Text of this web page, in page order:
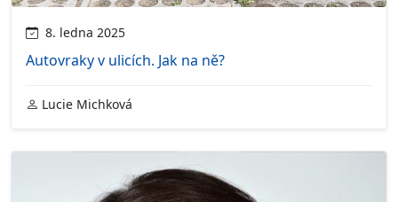
8. ledna 2025
Autovraky v ulicích. Jak na ně?
Lucie Michková